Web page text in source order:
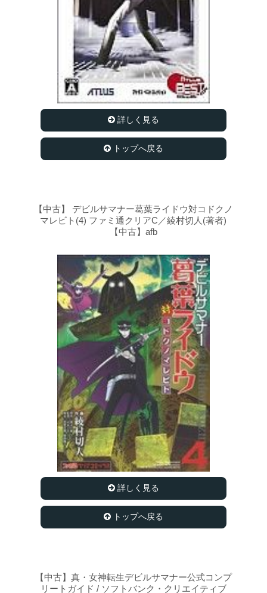
詳しく見る
トップへ戻る
【中古】 デビルサマナー葛葉ライドウ対コドクノ
マレビト(4) ファミ通クリアC／綾村切人(著者)
【中古】afb
詳しく見る
トップへ戻る
【中古】真・女神転生デビルサマナー公式コンプ
リートガイド / ソフトバンク・クリエイティブ